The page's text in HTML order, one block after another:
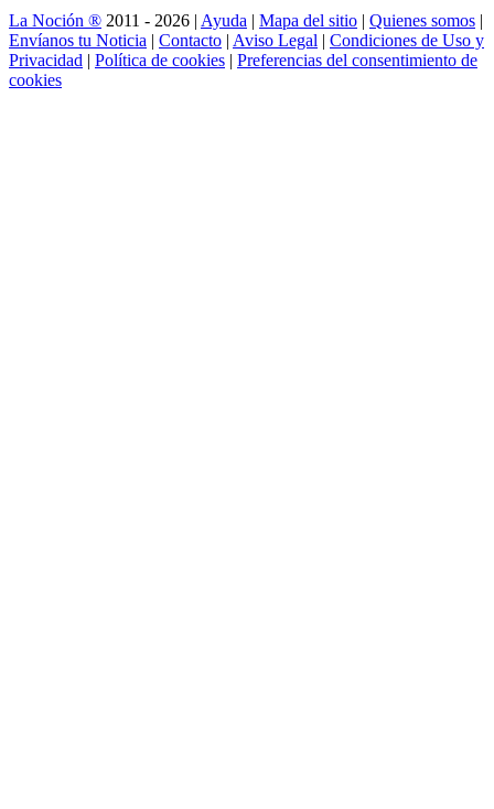
La Noción ® 2011 - 2026 | Ayuda | Mapa del sitio | Quienes somos |
Envíanos tu Noticia | Contacto | Aviso Legal | Condiciones de Uso y
Privacidad | Política de cookies | Preferencias del consentimiento de
cookies